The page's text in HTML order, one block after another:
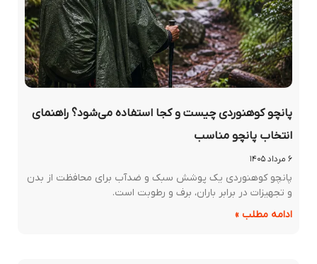
پانچو کوهنوردی چیست و کجا استفاده می‌شود؟ راهنمای
انتخاب پانچو مناسب
پانچو کوهنوردی یک پوشش سبک و ضدآب برای محافظت از بدن
و تجهیزات در برابر باران، برف و رطوبت است.
ادامه مطلب »